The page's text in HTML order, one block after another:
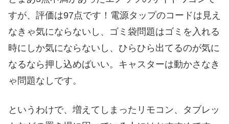
すが、評価は97点です！電源タップのコードは見え
なきゃ気にならないし、ゴミ袋問題はゴミを入れる
時にしか気にならないし、ひらひら出てるのが気に
なるなら押し込めばいい。キャスターは動かさなき
ゃ問題なしです。
というわけで、増えてしまったリモコン、タブレッ